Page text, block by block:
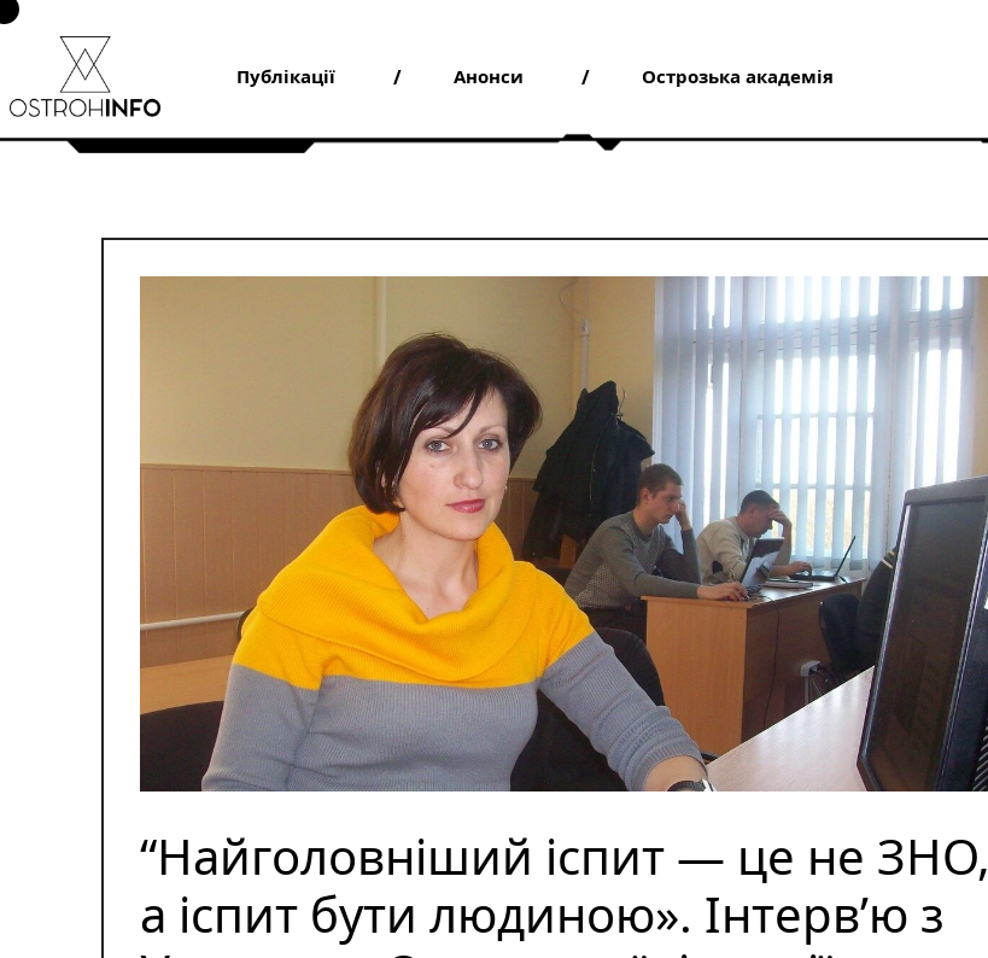
Skip
content
Публікації Анонси Острозька академія
“Найголовніший іспит — це не ЗНО,
а іспит бути людиною». Інтерв’ю з